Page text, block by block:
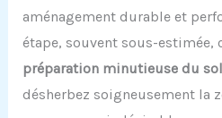
aménagement durable et
étape, souvent sous-estimée,
préparation minutieuse du sol
désherbez soigneusement la